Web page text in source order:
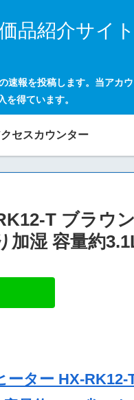
品紹介サイト
報を投稿します。当アカ
得ています。
セスカウンター
T ブラウ
加湿 容量約
ター HX-RK12-